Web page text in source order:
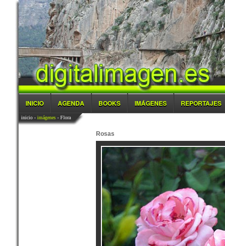
INICIO AGENDA BOOKS IMÁGENES REPORTAJES
inicio- imágenes- Flora
Rosas